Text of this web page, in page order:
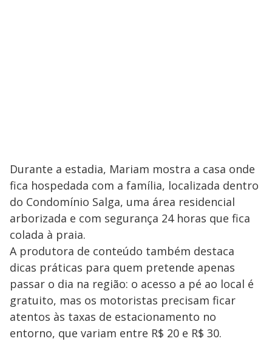
Durante a estadia, Mariam mostra a casa onde
fica hospedada com a família, localizada dentro
do Condomínio Salga, uma área residencial
arborizada e com segurança 24 horas que fica
colada à praia.
A produtora de conteúdo também destaca
dicas práticas para quem pretende apenas
passar o dia na região: o acesso a pé ao local é
gratuito, mas os motoristas precisam ficar
atentos às taxas de estacionamento no
entorno, que variam entre R$ 20 e R$ 30.